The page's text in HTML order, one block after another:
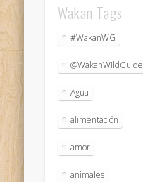
Wakan Tags
#WakanWG
@WakanWildGuide
Agua
alimentación
amor
animales